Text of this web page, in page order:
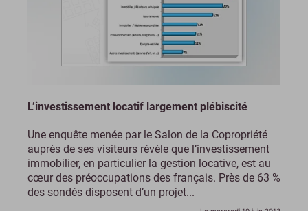
L’investissement locatif largement plébiscité
Une enquête menée par le Salon de la Copropriété
auprès de ses visiteurs révèle que l’investissement
immobilier, en particulier la gestion locative, est au
cœur des préoccupations des français. Près de 63 %
des sondés disposent d’un projet...